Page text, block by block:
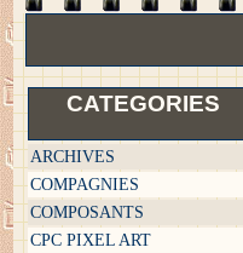
CATEGORIES
ARCHIVES
COMPAGNIES
COMPOSANTS
CPC PIXEL ART